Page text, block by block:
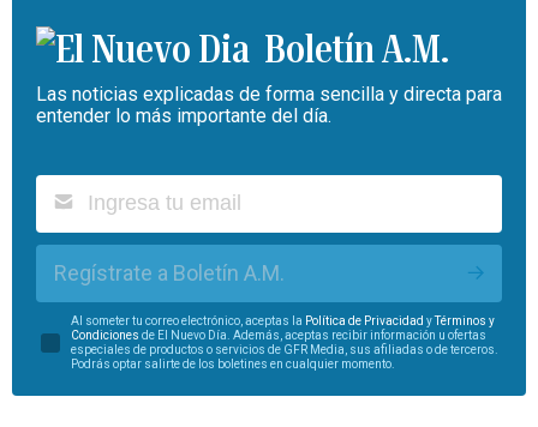
Boletín A.M.
Las noticias explicadas de forma sencilla y directa para
entender lo más importante del día.
Regístrate a Boletín A.M.
Al someter tu correo electrónico, aceptas la Política de Privacidad yTérminos y
Condiciones de El Nuevo Día. Además, aceptas recibir información u ofertas
especiales de productos o servicios de GFR Media, sus afiliadas o de terceros.
Podrás optar salirte de los boletines en cualquier momento.